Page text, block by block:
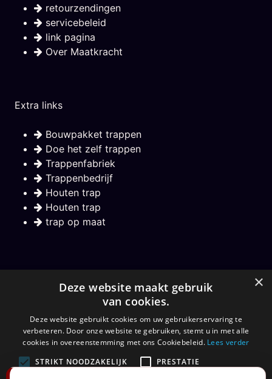
retourzendingen
servicebeleid
link pagina
Over Maatkracht
Extra links
Bouwpakket trappen
Doe het zelf trappen
Trappenfabriek
Trappenbedrijf
Houten trap
Houten trap
trap op maat
Hou mij op de hoogte over nieuwe trappen
Aanmelden
×
Deze website maakt gebruik
van cookies.
Deze website gebruikt cookies om uw gebruikerservaring te
verbeteren. Door onze website te gebruiken, stemt u in met alle
cookies in overeenstemming met ons Cookiebeleid. Lees verder
STRIKT NOODZAKELIJK
PRESTATIE